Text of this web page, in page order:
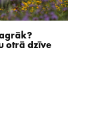
otrā dzīve